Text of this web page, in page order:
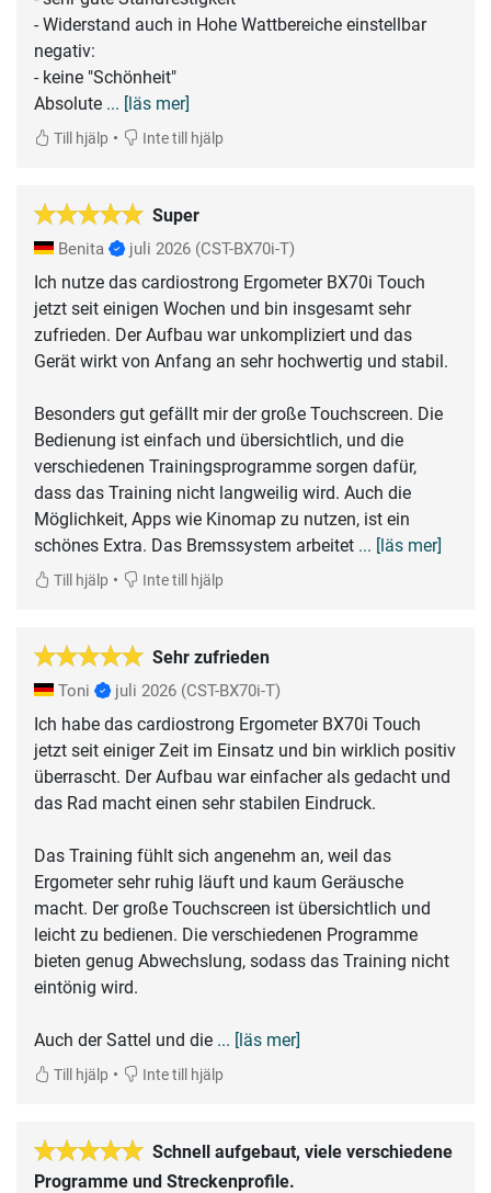
- Widerstand auch in Hohe Wattbereiche einstellbar
negativ:
- keine "Schönheit"
Absolute ... [läs mer]
Till hjälp • Inte till hjälp
Super
Benita juli 2026 (CST-BX70i-T)
Ich nutze das cardiostrong Ergometer BX70i Touch
jetzt seit einigen Wochen und bin insgesamt sehr
zufrieden. Der Aufbau war unkompliziert und das
Gerät wirkt von Anfang an sehr hochwertig und stabil.
Besonders gut gefällt mir der große Touchscreen. Die
Bedienung ist einfach und übersichtlich, und die
verschiedenen Trainingsprogramme sorgen dafür,
dass das Training nicht langweilig wird. Auch die
Möglichkeit, Apps wie Kinomap zu nutzen, ist ein
schönes Extra. Das Bremssystem arbeitet ... [läs mer]
Till hjälp • Inte till hjälp
Sehr zufrieden
Toni juli 2026 (CST-BX70i-T)
Ich habe das cardiostrong Ergometer BX70i Touch
jetzt seit einiger Zeit im Einsatz und bin wirklich positiv
überrascht. Der Aufbau war einfacher als gedacht und
das Rad macht einen sehr stabilen Eindruck.
Das Training fühlt sich angenehm an, weil das
Ergometer sehr ruhig läuft und kaum Geräusche
macht. Der große Touchscreen ist übersichtlich und
leicht zu bedienen. Die verschiedenen Programme
bieten genug Abwechslung, sodass das Training nicht
eintönig wird.
Auch der Sattel und die ... [läs mer]
Till hjälp • Inte till hjälp
Schnell aufgebaut, viele verschiedene
Programme und Streckenprofile.